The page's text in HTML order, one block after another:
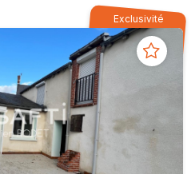
Exclusivité